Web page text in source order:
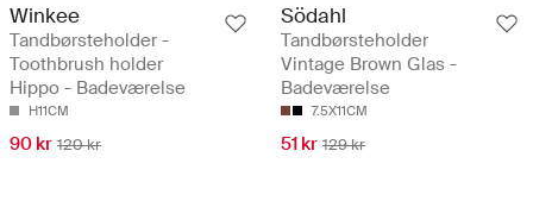
Winkee
Tandbørsteholder -
Toothbrush holder
Hippo - Badeværelse
H11CM
90 kr 120 kr
Södahl
Tandbørsteholder
Vintage Brown Glas -
Badeværelse
7.5X11CM
51 kr 129 kr